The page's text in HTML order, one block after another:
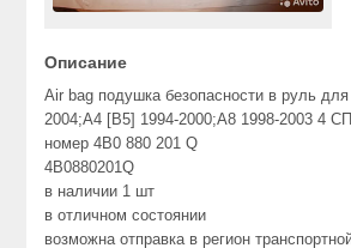
Описание
Air bag подушка безопасности в руль
2004;A4 [B5] 1994-2000;A8 1998-2003 4
номер 4B0 880 201 Q
4B0880201Q
в наличии 1 шт
в отличном состоянии
возможна отправка в регион